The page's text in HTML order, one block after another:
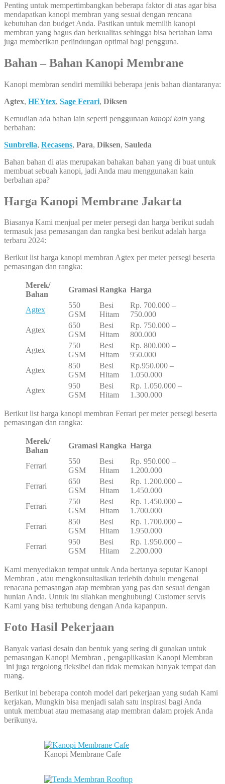
Penting untuk mempertimbangkan beberapa faktor di atas agar bisa
mendapatkan kanopi membran yang sesuai dengan rencana
kebutuhan dan budget Anda. Pastikan untuk memilih kanopi
membran yang bagus dan berkualitas sehingga bisa bertahan lama
juga memberikan perlindungan optimal bagi pengguna.
Bahan – Bahan Kanopi Membrane
Kanopi membran sendiri memiliki beberapa jenis bahan diantaranya:
Agtex, HEYtex, Sage Ferari, Diksen
Kemudian ada bahan lain seperti penggunaan kanopi kain yang
berbahan:
Sunbrella, Recasens, Para, Diksen, Sauleda
Bahan bahan di atas merupakan bahakan bahan yang di buat untuk
membuat sebuah kanopi, jadi Anda mau menggunakan kain
berbahan apa?
Harga Kanopi Membrane Jakarta
Biasanya Kami menjual per meter persegi dan harga berikut sudah
termasuk jasa pemasangan dan rangka besi berikut adalah harga
terbaru 2024:
Berikut list harga kanopi membran Agtex per meter persegi beserta
pemasangan dan rangka:
Merek/
Bahan
Gramasi Rangka Harga
Agtex
550
GSM
Besi
Hitam
Rp. 700.000 –
750.000
Agtex
650
GSM
Besi
Hitam
Rp. 750.000 –
800.000
Agtex
750
GSM
Besi
Hitam
Rp. 800.000 –
950.000
Agtex
850
GSM
Besi
Hitam
Rp.950.000 –
1.050.000
Agtex
950
GSM
Besi
Hitam
Rp. 1.050.000 –
1.300.000
Berikut list harga kanopi membran Ferrari per meter persegi beserta
pemasangan dan rangka:
Merek/
Bahan
Gramasi Rangka Harga
Ferrari
550
GSM
Besi
Hitam
Rp. 950.000 –
1.200.000
Ferrari
650
GSM
Besi
Hitam
Rp. 1.200.000 –
1.450.000
Ferrari
750
GSM
Besi
Hitam
Rp. 1.450.000 –
1.700.000
Ferrari
850
GSM
Besi
Hitam
Rp. 1.700.000 –
1.950.000
Ferrari
950
GSM
Besi
Hitam
Rp. 1.950.000 –
2.200.000
Kami menyediakan tempat untuk Anda bertanya seputar Kanopi
Membran , atau mengkonsultasikan terlebih dahulu mengenai
renacana pemasangan atap membran yang pas dan sesuai dengan
hunian Anda. Untuk itu silahkan menghubungi Customer servis
Kami yang bisa terhubung dengan Anda kapanpun.
Foto Hasil Pekerjaan
Banyak variasi desain dan bentuk yang sering di gunakan untuk
pemasangan Kanopi Membran , pengaplikasian Kanopi Membran
ini juga tergolong fleksibel dan tidak memakan banyak tempat dan
ruang.
Berikut ini beberapa contoh model dari pekerjaan yang sudah Kami
kerjakan, Mungkin bisa menjadi salah satu inspirasi bagi Anda
untuk membuat atau memasang atap membran dalam projek Anda
berikunya.
Kanopi Membrane Cafe